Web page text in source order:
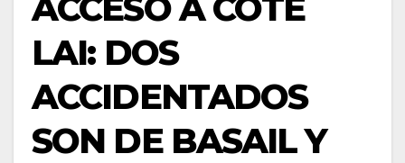
ACCESO A COTE
LAI: DOS
ACCIDENTADOS
SON DE BASAIL Y